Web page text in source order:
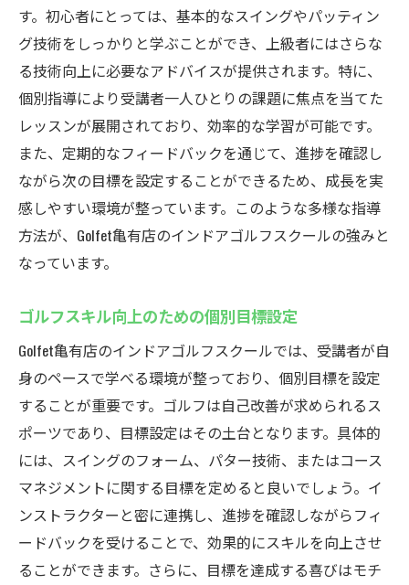
す。初心者にとっては、基本的なスイングやパッティン
グ技術をしっかりと学ぶことができ、上級者にはさらな
る技術向上に必要なアドバイスが提供されます。特に、
個別指導により受講者一人ひとりの課題に焦点を当てた
レッスンが展開されており、効率的な学習が可能です。
また、定期的なフィードバックを通じて、進捗を確認し
ながら次の目標を設定することができるため、成長を実
感しやすい環境が整っています。このような多様な指導
方法が、Golfet亀有店のインドアゴルフスクールの強みと
なっています。
ゴルフスキル向上のための個別目標設定
Golfet亀有店のインドアゴルフスクールでは、受講者が自
身のペースで学べる環境が整っており、個別目標を設定
することが重要です。ゴルフは自己改善が求められるス
ポーツであり、目標設定はその土台となります。具体的
には、スイングのフォーム、パター技術、またはコース
マネジメントに関する目標を定めると良いでしょう。イ
ンストラクターと密に連携し、進捗を確認しながらフィ
ードバックを受けることで、効果的にスキルを向上させ
ることができます。さらに、目標を達成する喜びはモチ